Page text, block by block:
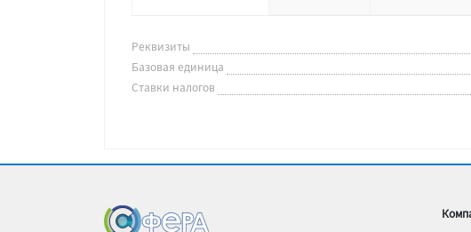
Реквизиты
Базовая единица
Ставки налогов